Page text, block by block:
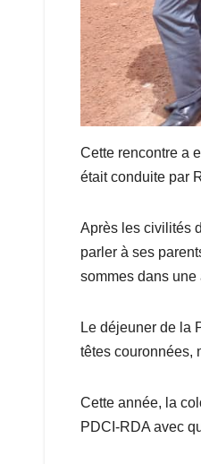
Cette rencontre a
était conduite par
Après les civilités
parler à ses
sommes dans
Le déjeuner de la
têtes couronnées,
Cette année, la
PDCI-RDA avec